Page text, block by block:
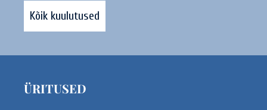
Kõik kuulutused
ÜRITUSED